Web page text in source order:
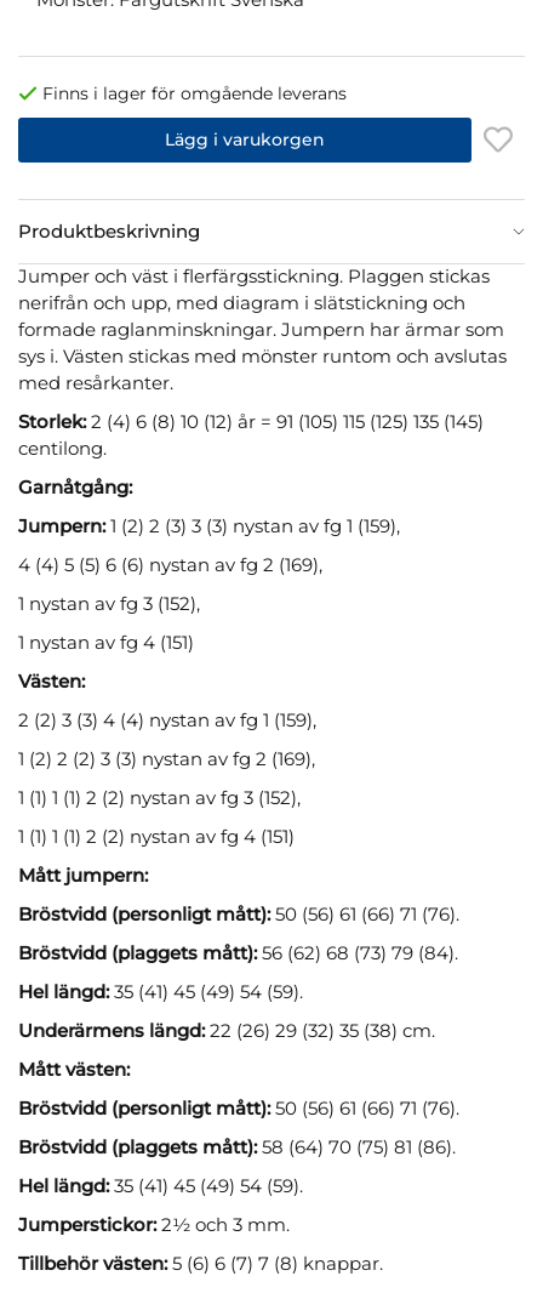
Finns i lager för omgående leverans
Lägg i varukorgen
Produktbeskrivning
Jumper och väst i flerfärgsstickning. Plaggen stickas
nerifrån och upp, med diagram i slätstickning och
formade raglanminskningar. Jumpern har ärmar som
sys i. Västen stickas med mönster runtom och avslutas
med resårkanter.
Storlek:2 (4) 6 (8) 10 (12) år = 91 (105) 115 (125) 135 (145)
centilong.
Garnåtgång:
Jumpern:1 (2) 2 (3) 3 (3) nystan av fg 1 (159),
4 (4) 5 (5) 6 (6) nystan av fg 2 (169),
1 nystan av fg 3 (152),
1 nystan av fg 4 (151)
Västen:
2 (2) 3 (3) 4 (4) nystan av fg 1 (159),
1 (2) 2 (2) 3 (3) nystan av fg 2 (169),
1 (1) 1 (1) 2 (2) nystan av fg 3 (152),
1 (1) 1 (1) 2 (2) nystan av fg 4 (151)
Mått jumpern:
Bröstvidd (personligt mått):50 (56) 61 (66) 71 (76).
Bröstvidd (plaggets mått):56 (62) 68 (73) 79 (84).
Hel längd:35 (41) 45 (49) 54 (59).
Underärmens längd:22 (26) 29 (32) 35 (38) cm.
Mått västen:
Bröstvidd (personligt mått):50 (56) 61 (66) 71 (76).
Bröstvidd (plaggets mått):58 (64) 70 (75) 81 (86).
Hel längd:35 (41) 45 (49) 54 (59).
Jumperstickor:2½ och 3 mm.
Tillbehör västen:5 (6) 6 (7) 7 (8) knappar.